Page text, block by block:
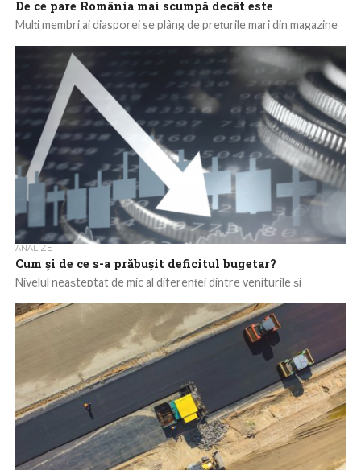
De ce pare România mai scumpă decât este
Mulți membri ai diasporei se plâng de prețurile mari din magazine
ANALIZE
Cum și de ce s-a prăbușit deficitul bugetar?
Nivelul neașteptat de mic al diferenței dintre veniturile și
nedumerire și...